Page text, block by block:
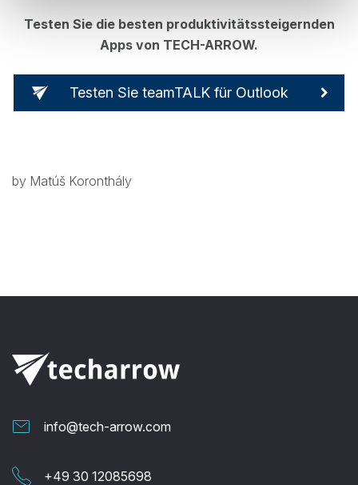
Testen Sie die besten produktivitätssteigernden
Apps von TECH-ARROW.
Testen Sie teamTALK für Outlook
by Matúš Koronthály
info@tech-arrow.com
+49 30 12085698